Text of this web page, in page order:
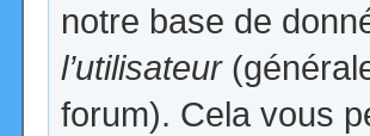
notre base de
l’utilisateur
forum). Cela vous